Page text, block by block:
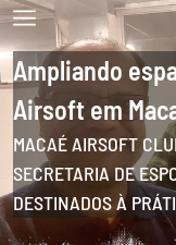
Ampliando
Airsoft em
MACAÉ AIRSOFT
SECRETARIA DE
DESTINADOS À